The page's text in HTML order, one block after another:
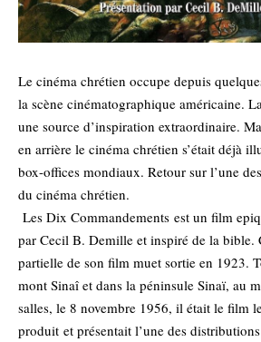
Le cinéma chrétien occupe depuis
la scène cinématographique américaine.
une source d’inspiration extraordinaire.
en arrière le cinéma chrétien s’était déjà
box-offices mondiaux. Retour sur l’une
du cinéma chrétien.
Les Dix Commandements est un film
par Cecil B. Demille et inspiré de la bible.
partielle de son film muet sortie en 1923.
mont Sinaî et dans la péninsule Sinaï, au
salles, le 8 novembre 1956, il était le film
produit et présentait l’une des